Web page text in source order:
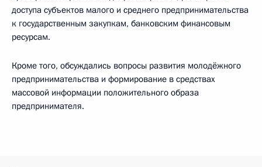
доступа субъектов малого и среднего предпринимательства
к государственным закупкам, банковским финансовым
ресурсам.
Кроме того, обсуждались вопросы развития молодёжного
предпринимательства и формирование в средствах
массовой информации положительного образа
предпринимателя.